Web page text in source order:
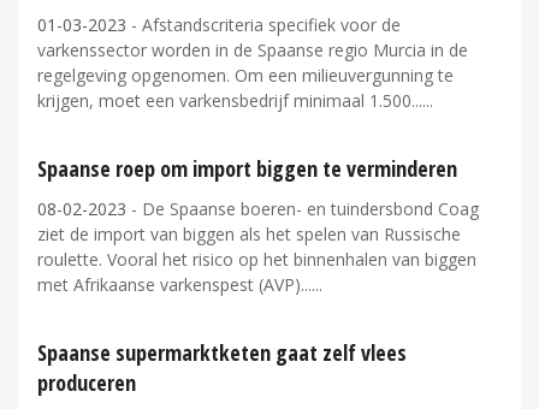
01-03-2023 - Afstandscriteria specifiek voor de
varkenssector worden in de Spaanse regio Murcia in de
regelgeving opgenomen. Om een milieuvergunning te
krijgen, moet een varkensbedrijf minimaal 1.500...
Spaanse roep om import biggen te verminderen
08-02-2023 - De Spaanse boeren- en tuindersbond Coag
ziet de import van biggen als het spelen van Russische
roulette. Vooral het risico op het binnenhalen van biggen
met Afrikaanse varkenspest (AVP)...
Spaanse supermarktketen gaat zelf vlees
produceren